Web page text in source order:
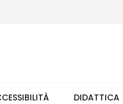
+39 351 7373891 orario
DIDATTICA